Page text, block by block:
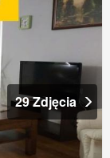
29 Zdjęcia